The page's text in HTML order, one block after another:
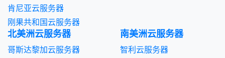
肯尼亚云服务器
刚果共和国云服务器
北美洲云服务器
哥斯达黎加云服务器
南美洲云服务器
智利云服务器